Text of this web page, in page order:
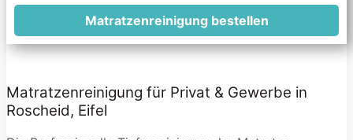
Matratzenreinigung bestellen
Matratzenreinigung für Privat & Gewerbe in
Roscheid, Eifel